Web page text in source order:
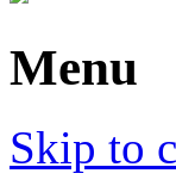
Menu
Skip to